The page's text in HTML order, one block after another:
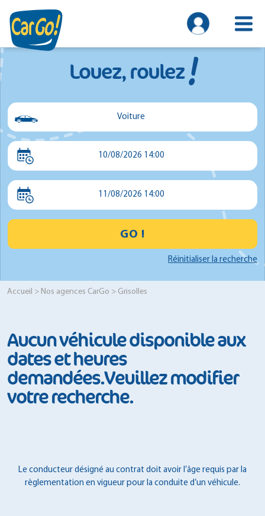
Louez, roulez!
Voiture
Voiture
10/08/2026 14:00
11/08/2026 14:00
GO !
Réinitialiser la recherche
Accueil > Nos agences CarGo > Grisolles
Aucun véhicule disponible aux
dates et heures
demandées.Veuillez modifier
votre recherche.
Le conducteur désigné au contrat doit avoir l’âge requis par la
règlementation en vigueur pour la conduite d’un véhicule.